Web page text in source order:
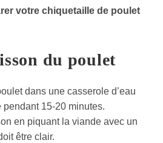
votre chiquetaille de poulet
du poulet
dans une casserole d’eau
pendant 15-20 minutes.
en piquant la viande avec un
être clair.